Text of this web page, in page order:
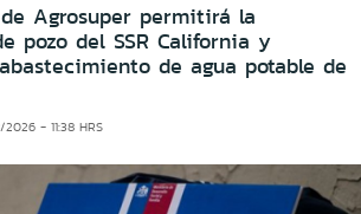
Agrosuper permitirá la
pozo del SSR California y
de agua potable de
- 11:38 HRS